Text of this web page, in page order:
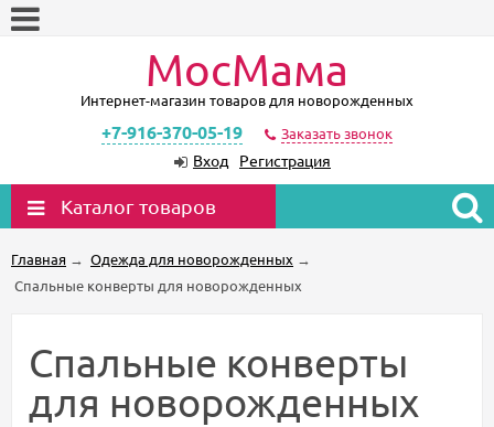
МосМама
Интернет-магазин товаров для новорожденных
+7-916-370-05-19 Заказать звонок
Вход Регистрация
Каталог товаров
Главная → Одежда для новорожденных →
Спальные конверты для новорожденных
Спальные конверты
для новорожденных